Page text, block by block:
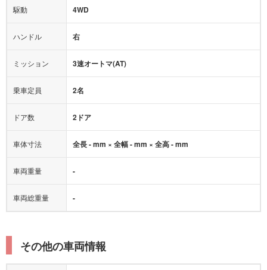
アダプティブクルーズコントロール
ヒルディセントコントロール
オートマチックハイビーム
駆動 4WD
ハンドル 右
ミッション 3速オートマ(AT)
乗車定員 2名
ドア数 2ドア
車体寸法 全長 - mm × 全幅 - mm × 全高 - mm
車両重量 -
車両総重量 -
その他の車両情報